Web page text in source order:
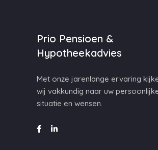
Prio Pensioen &
Hypotheekadvies
Met onze jarenlange ervaring
wij vakkundig naar uw
situatie en wensen.